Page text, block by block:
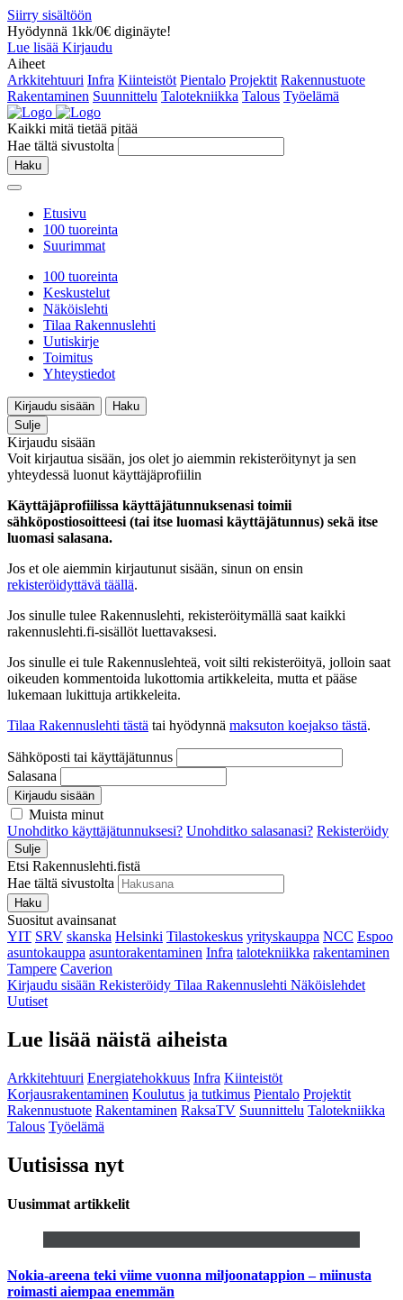
Siirry sisältöön
Hyödynnä 1kk/0€ diginäyte!
Lue lisää Kirjaudu
Aiheet
Arkkitehtuuri Infra Kiinteistöt Pientalo Projektit Rakennustuote
Rakentaminen Suunnittelu Talotekniikka Talous Työelämä
Kaikki mitä tietää pitää
Hae tältä sivustolta
Haku
Etusivu
100 tuoreinta
Suurimmat
100 tuoreinta
Keskustelut
Näköislehti
Tilaa Rakennuslehti
Uutiskirje
Toimitus
Yhteystiedot
Kirjaudu sisään
Haku
Sulje
Kirjaudu sisään
Voit kirjautua sisään, jos olet jo aiemmin rekisteröitynyt ja sen
yhteydessä luonut käyttäjäprofiilin
Käyttäjäprofiilissa käyttäjätunnuksenasi toimii
sähköpostiosoitteesi (tai itse luomasi käyttäjätunnus) sekä itse
luomasi salasana.
Jos et ole aiemmin kirjautunut sisään, sinun on ensin
rekisteröidyttävä täällä.
Jos sinulle tulee Rakennuslehti, rekisteröitymällä saat kaikki
rakennuslehti.fi-sisällöt luettavaksesi.
Jos sinulle ei tule Rakennuslehteä, voit silti rekisteröityä, jolloin saat
oikeuden kommentoida lukottomia artikkeleita, mutta et pääse
lukemaan lukittuja artikkeleita.
Tilaa Rakennuslehti tästä tai hyödynnä maksuton koejakso tästä.
Sähköposti tai käyttäjätunnus
Salasana
Kirjaudu sisään
Muista minut
Unohditko käyttäjätunnuksesi? Unohditko salasanasi? Rekisteröidy
Sulje
Etsi Rakennuslehti.fistä
Hae tältä sivustolta
Haku
Suositut avainsanat
YIT SRV skanska Helsinki Tilastokeskus yrityskauppa NCC Espoo
asuntokauppa asuntorakentaminen Infra talotekniikka rakentaminen
Tampere Caverion
Kirjaudu sisään Rekisteröidy Tilaa Rakennuslehti Näköislehdet
Uutiset
Lue lisää näistä aiheista
Arkkitehtuuri Energiatehokkuus Infra Kiinteistöt
Korjausrakentaminen Koulutus ja tutkimus Pientalo Projektit
Rakennustuote Rakentaminen RaksaTV Suunnittelu Talotekniikka
Talous Työelämä
Uutisissa nyt
Uusimmat artikkelit
Nokia-areena teki viime vuonna miljoonatappion – miinusta
roimasti aiempaa enemmän